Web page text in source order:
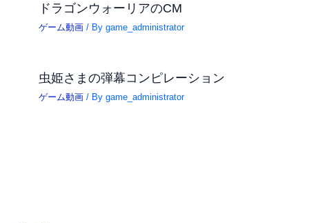
ドラゴンウォーリアのCM
ゲーム動画 / Bygame_administrator
虫姫さまの弾幕コンピレーション
ゲーム動画 / Bygame_administrator